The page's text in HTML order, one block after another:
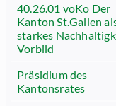
40.26.01 voKo Der
Kanton St.Gallen
starkes
Vorbild
Präsidium des
Kantonsrates